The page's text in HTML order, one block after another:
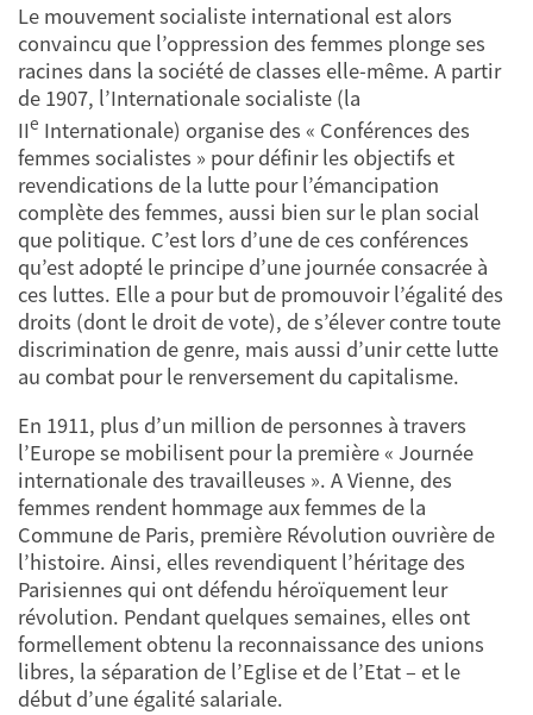
Le mouvement socialiste international est alors
convaincu que l’oppression des femmes plonge ses
racines dans la société de classes elle-même. A partir
de 1907, l’Internationale socialiste (la
IIe Internationale) organise des « Conférences des
femmes socialistes » pour définir les objectifs et
revendications de la lutte pour l’émancipation
complète des femmes, aussi bien sur le plan social
que politique. C’est lors d’une de ces conférences
qu’est adopté le principe d’une journée consacrée à
ces luttes. Elle a pour but de promouvoir l’égalité des
droits (dont le droit de vote), de s’élever contre toute
discrimination de genre, mais aussi d’unir cette lutte
au combat pour le renversement du capitalisme.
En 1911, plus d’un million de personnes à travers
l’Europe se mobilisent pour la première « Journée
internationale des travailleuses ». A Vienne, des
femmes rendent hommage aux femmes de la
Commune de Paris, première Révolution ouvrière de
l’histoire. Ainsi, elles revendiquent l’héritage des
Parisiennes qui ont défendu héroïquement leur
révolution. Pendant quelques semaines, elles ont
formellement obtenu la reconnaissance des unions
libres, la séparation de l’Eglise et de l’Etat – et le
début d’une égalité salariale.